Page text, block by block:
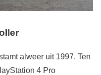
alweer uit 1997. Ten
4 Pro